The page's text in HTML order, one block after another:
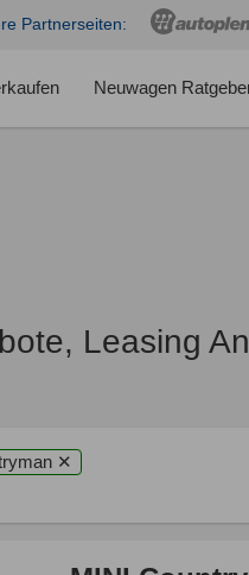
Partnerseiten:
Neuwagen
Leasing
✕